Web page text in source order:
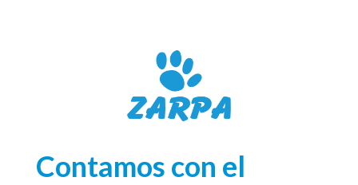
Contamos con el